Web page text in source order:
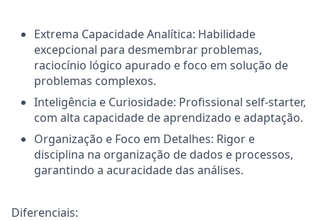
Extrema Capacidade Analítica: Habilidade
excepcional para desmembrar problemas,
raciocínio lógico apurado e foco em solução de
problemas complexos.
Inteligência e Curiosidade: Profissional self-starter,
com alta capacidade de aprendizado e adaptação.
Organização e Foco em Detalhes: Rigor e
disciplina na organização de dados e processos,
garantindo a acuracidade das análises.
Diferenciais: